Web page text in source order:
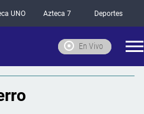
UNO Azteca 7 Deportes
En Vivo